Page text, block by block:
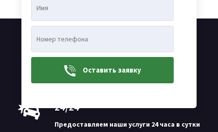
Летние шины
Быстрая доставка
Самая быстрая доставка по Молдове
24/24
Предоставляем наши услуги 24 часа в сутки
Оставить заявку